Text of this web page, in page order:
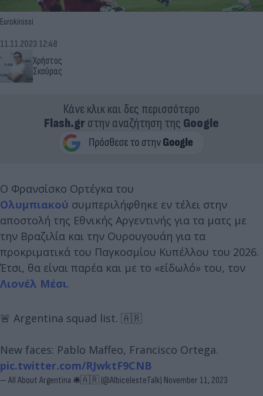
Eurokinissi
Χρήστος
Σκούρας
11.11.2023 12:48
Κάνε κλικ και δες περισσότερο
Flash.grστην αναζήτηση της Google
Ο Φρανσίσκο Ορτέγκα του
Ολυμπιακού συμπεριλήφθηκε εν τέλει στην
αποστολή της Εθνικής Αργεντινής για τα ματς με
την Βραζιλία και την Ουρουγουάη για τα
προκριματικά του Παγκοσμίου Κυπέλλου του 2026.
Έτσι, θα είναι παρέα και με το «είδωλό» του, τον
Λιονέλ Μέσι.
🚨 Argentina squad list. 🇦🇷
New faces: Pablo Maffeo, Francisco Ortega.
pic.twitter.com/RJwktF9CNB
— All About Argentina 🛎🇦🇷 (@AlbicelesteTalk) November 11, 2023